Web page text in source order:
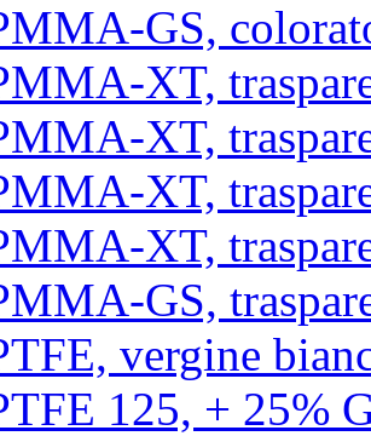
GS,
XT,
XT,
XT,
XT,
GS,
vergine
125, + 25%